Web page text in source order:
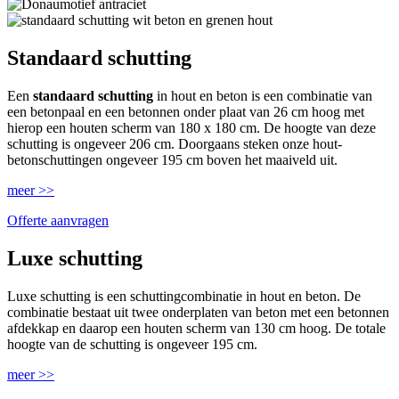
Standaard schutting
Een standaard schutting in hout en beton is een combinatie van
een betonpaal en een betonnen onder plaat van 26 cm hoog met
hierop een houten scherm van 180 x 180 cm. De hoogte van deze
schutting is ongeveer 206 cm. Doorgaans steken onze hout-
betonschuttingen ongeveer 195 cm boven het maaiveld uit.
meer >>
Offerte aanvragen
Luxe schutting
Luxe schutting is een schuttingcombinatie in hout en beton. De
combinatie bestaat uit twee onderplaten van beton met een betonnen
afdekkap en daarop een houten scherm van 130 cm hoog. De totale
hoogte van de schutting is ongeveer 195 cm.
meer >>